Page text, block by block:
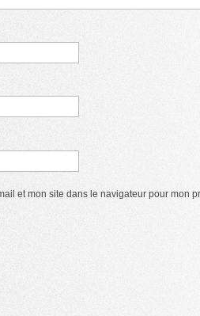
et mon site dans le navigateur pour mon